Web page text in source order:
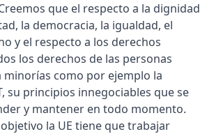
que el respecto a la dignidad
la democracia, la igualdad, el
y el respecto a los derechos
los derechos de las personas
minorías como por ejemplo la
su principios innegociables que se
y mantener en todo momento.
la UE tiene que trabajar